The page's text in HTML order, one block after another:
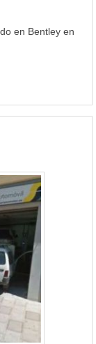
en Bentley en